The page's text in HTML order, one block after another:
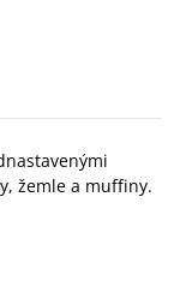
žemle a muffiny.